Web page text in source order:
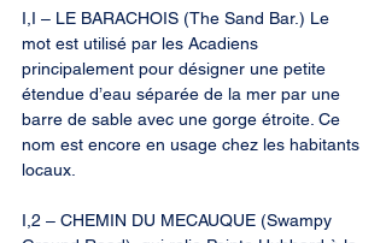
I,I – LE BARACHOIS (The Sand Bar.) Le
mot est utilisé par les Acadiens
principalement pour désigner une petite
étendue d’eau séparée de la mer par une
barre de sable avec une gorge étroite. Ce
nom est encore en usage chez les habitants
locaux.
I,2 – CHEMIN DU MECAUQUE (Swampy